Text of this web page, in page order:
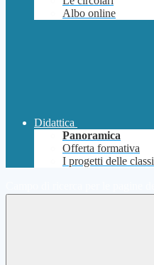
Albo online
Didattica
Panoramica
Offerta formativa
I progetti delle classi